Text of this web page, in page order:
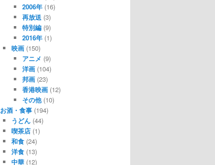
2006年 (16)
再放送 (3)
特別編 (9)
2016年 (1)
映画(150)
アニメ (9)
洋画 (104)
邦画 (23)
香港映画 (12)
その他(10)
お酒・食事 (194)
うどん(44)
喫茶店(1)
和食(24)
洋食(13)
中華(12)